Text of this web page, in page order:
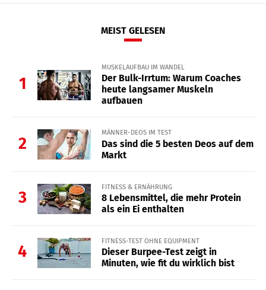
MEIST GELESEN
1
MUSKELAUFBAU IM WANDEL
Der Bulk-Irrtum: Warum Coaches
heute langsamer Muskeln
aufbauen
2
MÄNNER-DEOS IM TEST
Das sind die 5 besten Deos auf dem
Markt
3
FITNESS & ERNÄHRUNG
8 Lebensmittel, die mehr Protein
als ein Ei enthalten
4
FITNESS-TEST OHNE EQUIPMENT
Dieser Burpee-Test zeigt in
Minuten, wie fit du wirklich bist